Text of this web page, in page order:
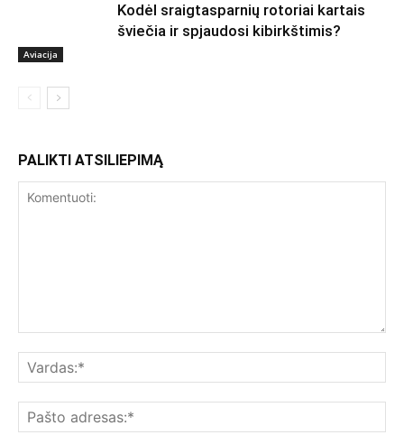
Aviacija
Kodėl sraigtasparnių rotoriai kartais
šviečia ir spjaudosi kibirkštimis?
PALIKTI ATSILIEPIMĄ